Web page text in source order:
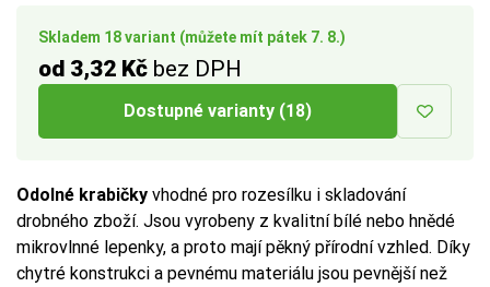
Skladem 18 variant (můžete mít pátek 7. 8.)
od 3,32 Kč bez DPH
Dostupné varianty (18)
Odolné krabičky vhodné pro rozesílku i skladování
drobného zboží. Jsou vyrobeny z kvalitní bílé nebo hnědé
mikrovlnné lepenky, a proto mají pěkný přírodní vzhled. Díky
chytré konstrukci a pevnému materiálu jsou pevnější než